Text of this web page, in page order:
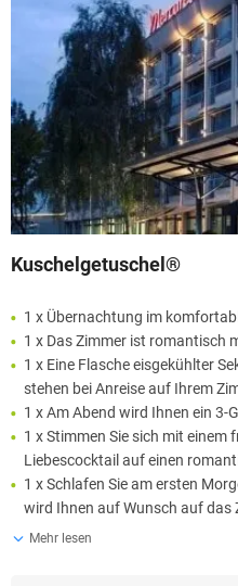
Kuschelgetuschel®
1 x Übernachtung im
1 x Das Zimmer ist romantisch
1 x Eine Flasche eisgekühlter
stehen bei Anreise auf Ihrem
1 x Am Abend wird Ihnen ein
1 x Stimmen Sie sich mit einem
Liebescocktail auf einen
1 x Schlafen Sie am ersten
wird Ihnen auf Wunsch auf das
Mehr lesen